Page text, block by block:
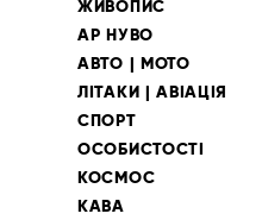
ЖИВОПИС
АР НУВО
АВТО | МОТО
ЛІТАКИ | АВІАЦІЯ
СПОРТ
ОСОБИСТОСТІ
КОСМОС
КАВА